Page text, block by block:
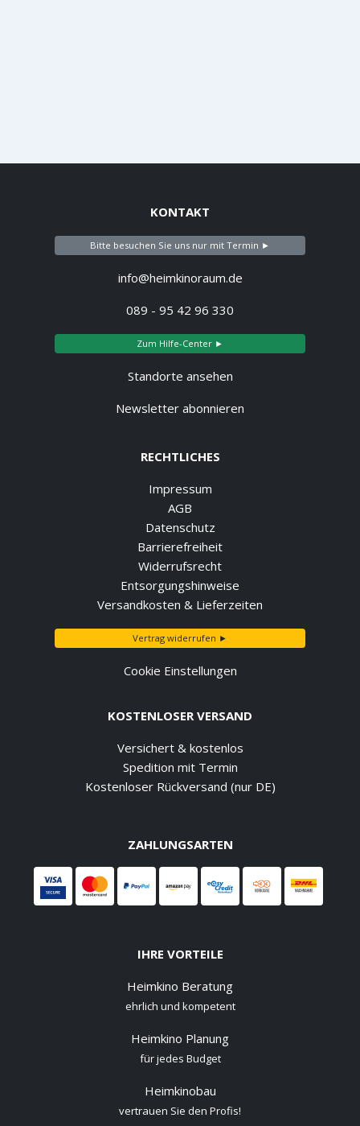
KONTAKT
Bitte besuchen Sie uns nur mit Termin ►
info@heimkinoraum.de
089 - 95 42 96 330
Zum Hilfe-Center ►
Standorte ansehen
Newsletter abonnieren
RECHTLICHES
Impressum
AGB
Datenschutz
Barrierefreiheit
Widerrufsrecht
Entsorgungshinweise
Versandkosten & Lieferzeiten
Vertrag widerrufen ►
Cookie Einstellungen
KOSTENLOSER VERSAND
Versichert & kostenlos
Spedition mit Termin
Kostenloser Rückversand (nur DE)
ZAHLUNGSARTEN
IHRE VORTEILE
Heimkino Beratung
ehrlich und kompetent
Heimkino Planung
für jedes Budget
Heimkinobau
vertrauen Sie den Profis!